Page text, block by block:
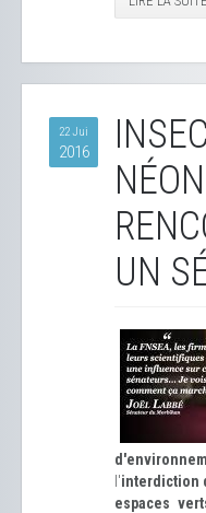
22 Jui
2016
UN
l'interdiction
espaces